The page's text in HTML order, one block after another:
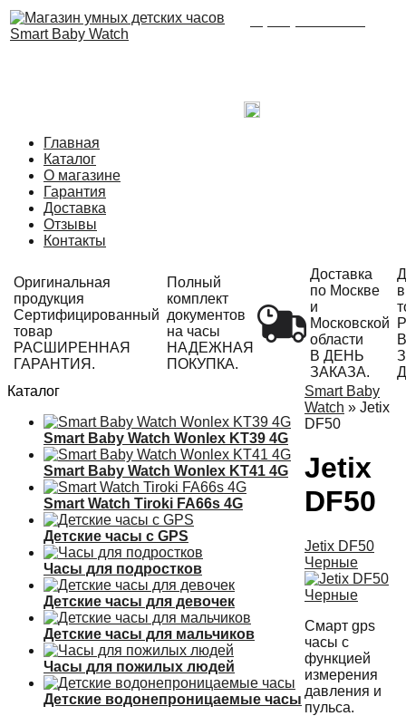
Главная
Каталог
О магазине
Гарантия
Доставка
Отзывы
Контакты
Оригинальная
продукция
Сертифицированный
товар
РАСШИРЕННАЯ
ГАРАНТИЯ.
Полный
комплект
документов
на часы
НАДЕЖНАЯ
ПОКУПКА.
Доставка
по Москве
и
Московской
области
В ДЕНЬ
ЗАКАЗА.
Каталог
Smart Baby Watch Wonlex KT39 4G
Smart Baby Watch Wonlex KT41 4G
Smart Watch Tiroki FA66s 4G
Детские часы с GPS
Часы для подростков
Детские часы для девочек
Детские часы для мальчиков
Часы для пожилых людей
Детские водонепроницаемые часы
Smart Baby
Watch » Jetix
DF50
Jetix
DF50
Jetix DF50
Черные
Смарт gps
часы с
функцией
измерения
давления и
пульса.